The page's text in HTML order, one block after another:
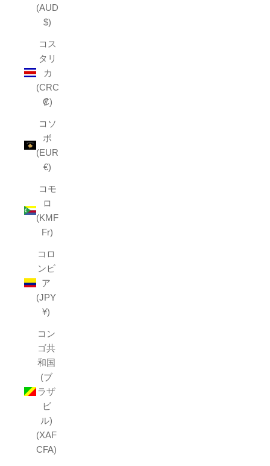
(AUD
$)
コス
タリ
カ
(CRC
₡)
コソ
ボ
(EUR
€)
コモ
ロ
(KMF
Fr)
コロ
ンビ
ア
(JPY
¥)
コン
ゴ共
和国
(ブ
ラザ
ビ
ル)
(XAF
CFA)